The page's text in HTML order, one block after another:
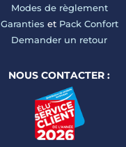
Modes de règlement
Garanties et Pack Confort
Demander un retour
NOUS CONTACTER :